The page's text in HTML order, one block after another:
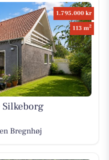
1.795.000 kr
113 m2
Bregnhøj